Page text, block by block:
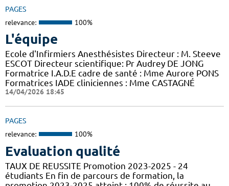
PAGES
relevance: 100%
L'équipe
Ecole d'Infirmiers Anesthésistes Directeur : M. Steeve
ESCOT Directeur scientifique: Pr Audrey DE JONG
Formatrice I.A.D.E cadre de santé : Mme Aurore PONS
Formatrices IADE cliniciennes : Mme CASTAGNÉ
14/04/2026 18:45
PAGES
relevance: 100%
Evaluation qualité
TAUX DE REUSSITE Promotion 2023-2025 - 24
étudiants En fin de parcours de formation, la